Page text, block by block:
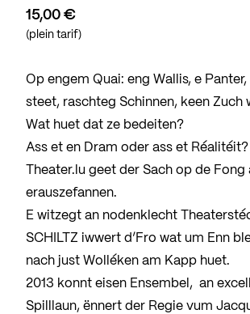
15,00 €
(plein tarif)
Op engem Quai: eng Wallis, e
steet, raschteg Schinnen, keen Zuch
Wat huet dat ze bedeiten?
Ass et en Dram oder ass et Réalitéit?
Theater.lu geet der Sach op de
erauszefannen.
E witzegt an nodenklecht
SCHILTZ iwwert d’Fro wat um Enn
nach just Wolléken am Kapp huet.
2013 konnt eisen Ensembel, an
Spilllaun, ënnert der Regie vum